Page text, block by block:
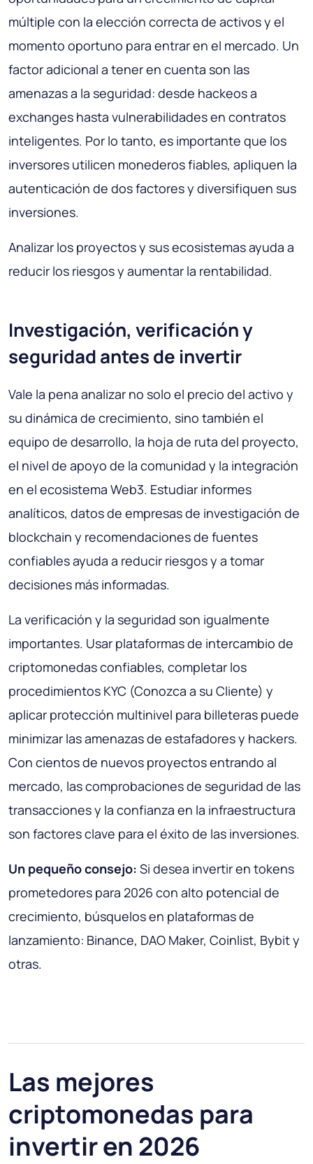
múltiple con la elección correcta de activos y el
momento oportuno para entrar en el mercado. Un
factor adicional a tener en cuenta son las
amenazas a la seguridad: desde hackeos a
exchanges hasta vulnerabilidades en contratos
inteligentes. Por lo tanto, es importante que los
inversores utilicen monederos fiables, apliquen la
autenticación de dos factores y diversifiquen sus
inversiones.
Analizar los proyectos y sus ecosistemas ayuda a
reducir los riesgos y aumentar la rentabilidad.
Investigación, verificación y
seguridad antes de invertir
Vale la pena analizar no solo el precio del activo y
su dinámica de crecimiento, sino también el
equipo de desarrollo, la hoja de ruta del proyecto,
el nivel de apoyo de la comunidad y la integración
en el ecosistema Web3. Estudiar informes
analíticos, datos de empresas de investigación de
blockchain y recomendaciones de fuentes
confiables ayuda a reducir riesgos y a tomar
decisiones más informadas.
La verificación y la seguridad son igualmente
importantes. Usar plataformas de intercambio de
criptomonedas confiables, completar los
procedimientos KYC (Conozca a su Cliente) y
aplicar protección multinivel para billeteras puede
minimizar las amenazas de estafadores y hackers.
Con cientos de nuevos proyectos entrando al
mercado, las comprobaciones de seguridad de las
transacciones y la confianza en la infraestructura
son factores clave para el éxito de las inversiones.
Un pequeño consejo: Si desea invertir en tokens
prometedores para 2026 con alto potencial de
crecimiento, búsquelos en plataformas de
lanzamiento: Binance, DAO Maker, Coinlist, Bybit y
otras.
Las mejores
criptomonedas para
invertir en 2026